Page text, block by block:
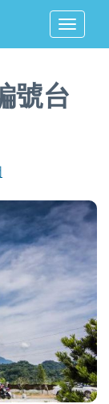
MENU
號台